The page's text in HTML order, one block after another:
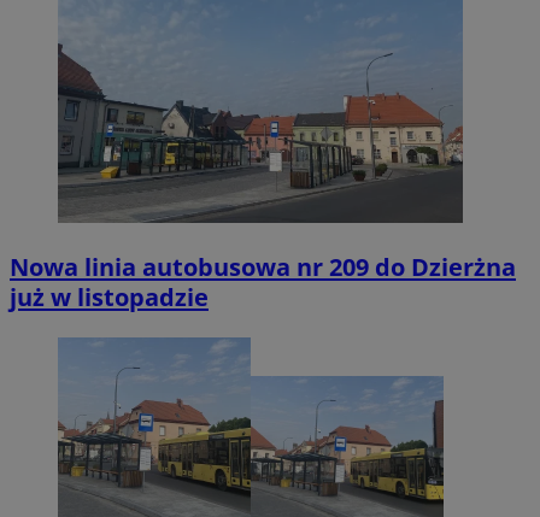
Nowa linia autobusowa nr 209 do Dzierżna
już w listopadzie